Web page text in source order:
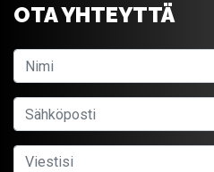
OTA YHTEYTTÄ